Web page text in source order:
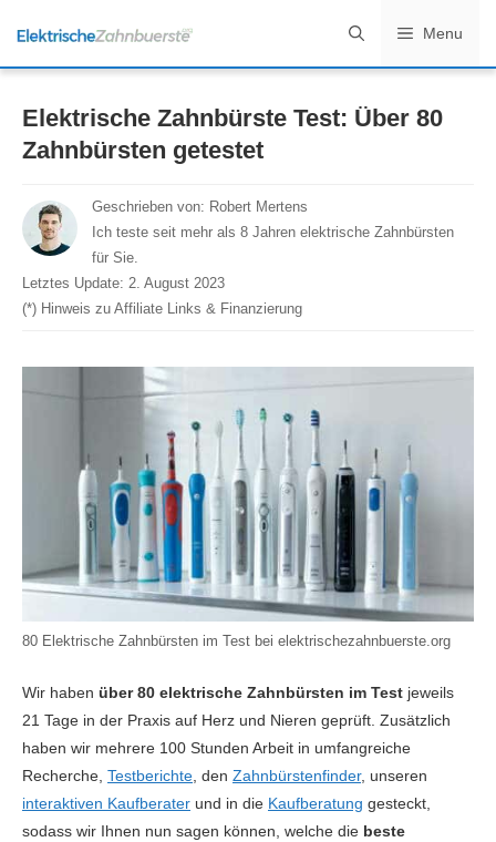
Inhalt
springen
Menu
Elektrische Zahnbürste Test: Über 80
Zahnbürsten getestet
Geschrieben von: Robert Mertens
Ich teste seit mehr als 8 Jahren elektrische Zahnbürsten
für Sie.
Letztes Update: 2. August 2023
(*) Hinweis zu Affiliate Links & Finanzierung
80 Elektrische Zahnbürsten im Test bei elektrischezahnbuerste.org
Wir haben über 80 elektrische Zahnbürsten im Test jeweils
21 Tage in der Praxis auf Herz und Nieren geprüft. Zusätzlich
haben wir mehrere 100 Stunden Arbeit in umfangreiche
Recherche, Testberichte , den Zahnbürstenfinder, unseren
interaktiven Kaufberater und in die Kaufberatung gesteckt,
sodass wir Ihnen nun sagen können, welche die beste